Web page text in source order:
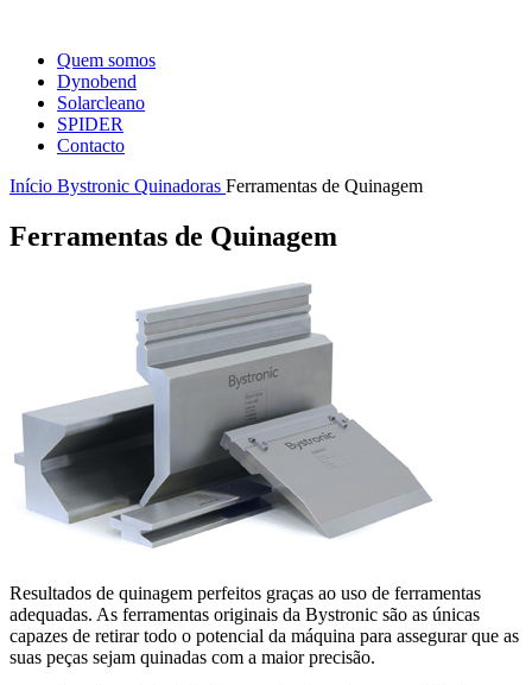
Quem somos
Dynobend
Solarcleano
SPIDER
Contacto
Início Bystronic Quinadoras Ferramentas de Quinagem
Ferramentas de Quinagem
Resultados de quinagem perfeitos graças ao uso de ferramentas
adequadas. As ferramentas originais da Bystronic são as únicas
capazes de retirar todo o potencial da máquina para assegurar que as
suas peças sejam quinadas com a maior precisão.